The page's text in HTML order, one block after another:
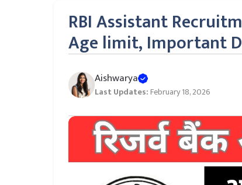
RBI Assistant
Age limit, Important
Aishwarya
Last Updates:February 18, 2026